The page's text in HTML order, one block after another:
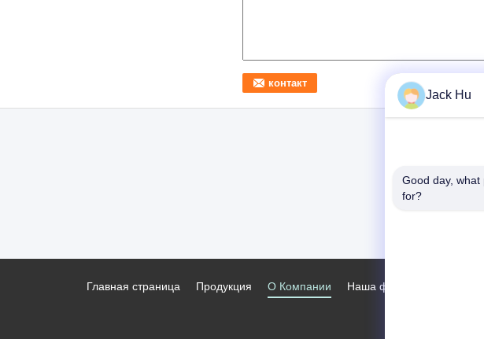
Наша фабрика
О Компании
Продукция
Главная страница
Jack Hu
Good day,
for?